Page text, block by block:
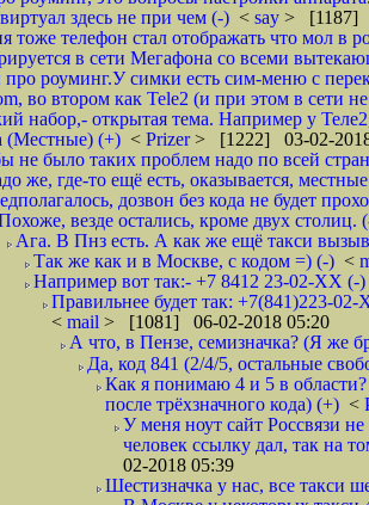
здесь не при чем (-) < say > [1187]
тоже телефон стал отображать что мол в
в сети Мегафона со всеми
про роуминг.У симки есть сим-меню с
во втором как Tele2 (и при этом в сети
набор,- открытая тема. Например у
(Местные) (+) < Prizer> [1222] 03-02-
не было таких проблем надо по всей
же, где-то ещё есть, оказывается,
дозвон без кода не будет
везде остались, кроме двух
Ага. В Пнз есть. А как же ещё такси
Так же как и в Москве, с кодом =) (-) <
Например вот так:- +7 8412 23-02-ХХ (-
Правильнее будет так: +7(841)223-
< mail > [1081] 06-02-2018 05:20
А что, в Пензе, семизначка? (Я же
Да, код 841 (2/4/5, остальные
Как я понимаю 4 и 5 в
после трёхзначного кода) (+) <
У меня ноут сайт Россвязи
человек ссылку дал, так на
02-2018 05:39
Шестизначка у нас, все такси